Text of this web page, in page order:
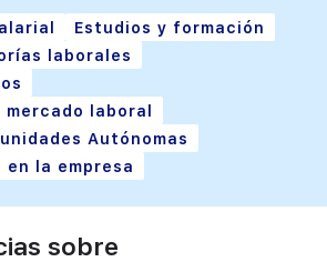
Estudios y formación
laborales
mercado laboral
Autónomas
en la empresa
sobre